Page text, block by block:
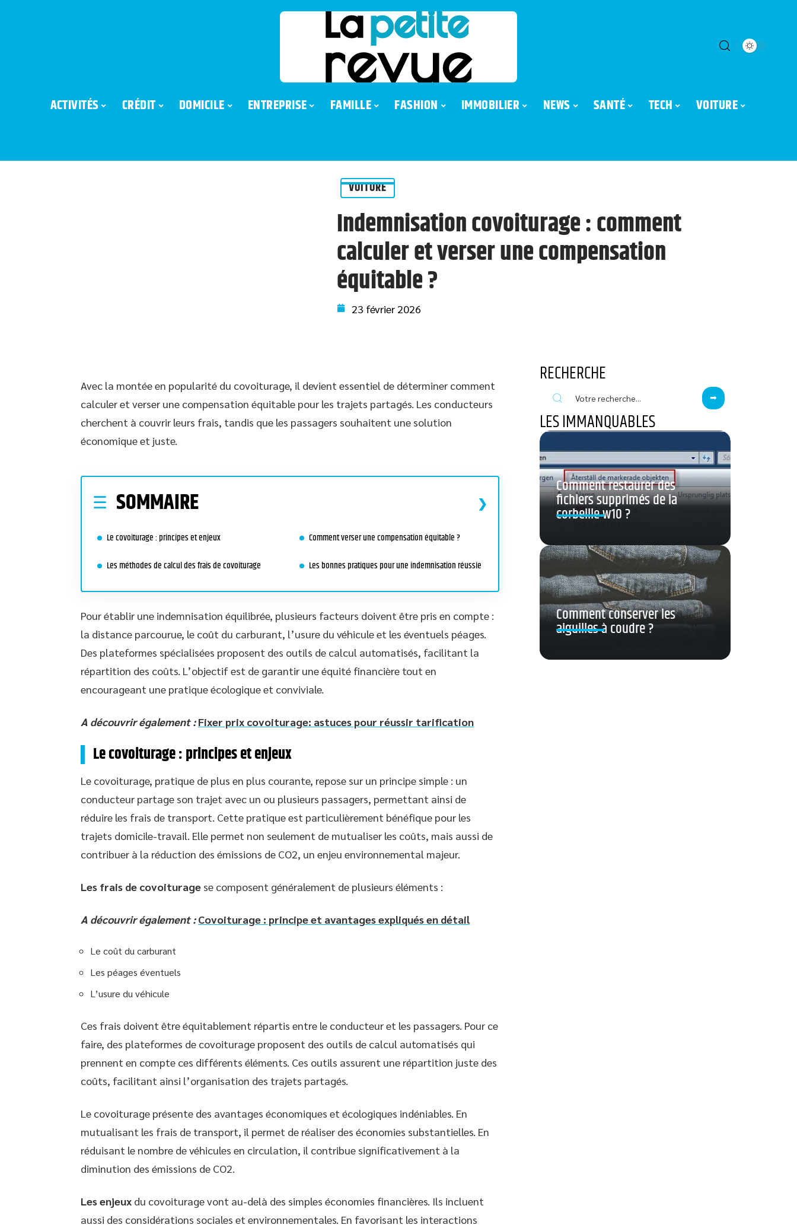
ACTIVITÉS CRÉDIT DOMICILE ENTREPRISE FAMILLE FASHION IMMOBILIER NEWS SANTÉ TECH VOITURE
VOITURE
Indemnisation covoiturage : comment
calculer et verser une compensation
équitable ?
23 février 2026
Avec la montée en popularité du covoiturage, il devient essentiel de déterminer comment
calculer et verser une compensation équitable pour les trajets partagés. Les conducteurs
cherchent à couvrir leurs frais, tandis que les passagers souhaitent une solution
économique et juste.
SOMMAIRE
Le covoiturage : principes et enjeux
Les méthodes de calcul des frais de covoiturage
Comment verser une compensation équitable ?
Les bonnes pratiques pour une indemnisation réussie
Pour établir une indemnisation équilibrée, plusieurs facteurs doivent être pris en compte :
la distance parcourue, le coût du carburant, l’usure du véhicule et les éventuels péages.
Des plateformes spécialisées proposent des outils de calcul automatisés, facilitant la
répartition des coûts. L’objectif est de garantir une équité financière tout en
encourageant une pratique écologique et conviviale.
A découvrir également : Fixer prix covoiturage: astuces pour réussir tarification
Le covoiturage : principes et enjeux
Le covoiturage, pratique de plus en plus courante, repose sur un principe simple : un
conducteur partage son trajet avec un ou plusieurs passagers, permettant ainsi de
réduire les frais de transport. Cette pratique est particulièrement bénéfique pour les
trajets domicile-travail. Elle permet non seulement de mutualiser les coûts, mais aussi de
contribuer à la réduction des émissions de CO2, un enjeu environnemental majeur.
Les frais de covoiturage se composent généralement de plusieurs éléments :
A découvrir également : Covoiturage : principe et avantages expliqués en détail
Le coût du carburant
Les péages éventuels
L’usure du véhicule
Ces frais doivent être équitablement répartis entre le conducteur et les passagers. Pour ce
faire, des plateformes de covoiturage proposent des outils de calcul automatisés qui
prennent en compte ces différents éléments. Ces outils assurent une répartition juste des
coûts, facilitant ainsi l’organisation des trajets partagés.
Le covoiturage présente des avantages économiques et écologiques indéniables. En
mutualisant les frais de transport, il permet de réaliser des économies substantielles. En
réduisant le nombre de véhicules en circulation, il contribue significativement à la
diminution des émissions de CO2.
Les enjeux du covoiturage vont au-delà des simples économies financières. Ils incluent
aussi des considérations sociales et environnementales. En favorisant les interactions
RECHERCHE
LES IMMANQUABLES
Comment restaurer des
fichiers supprimés de la
corbeille w10 ?
Comment conserver les
aiguilles à coudre ?